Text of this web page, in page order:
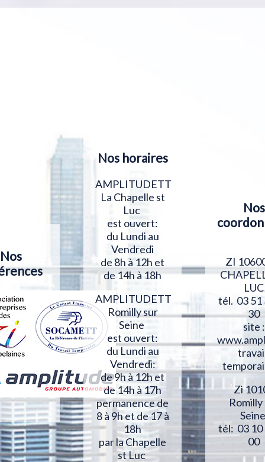
Nos
Nos horaires
AMPLITUDETT
La Chapelle st
Luc
est ouvert:
du Lundi au
Vendredi
de 8h à 12h et
de 14h à 18h
AMPLITUDETT
Romilly sur
Seine
est ouvert:
du Lundi au
Vendredi:
de 9h à 12h et
de 14h à 17h
permanence de
8 à 9h et de 17 à
18h
par la Chapelle
st Luc
Nos
ZI
LUC
tél. 03 51
30
site :
Zi
tél: 03 10
00